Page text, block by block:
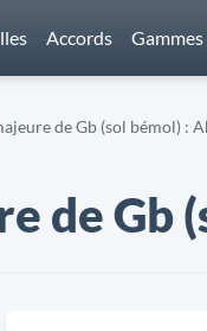
Accords Gammes
de Gb (sol bémol) :
de Gb